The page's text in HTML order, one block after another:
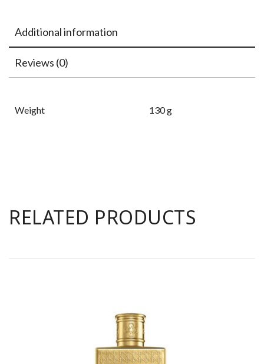
Additional information
Reviews (0)
Weight 130 g
RELATED PRODUCTS